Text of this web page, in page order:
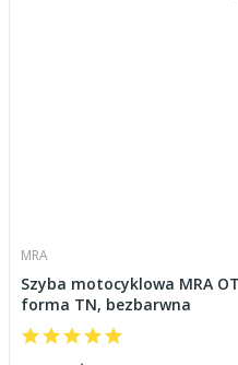
MRA
Szyba motocyklowa MRA
forma TN, bezbarwna